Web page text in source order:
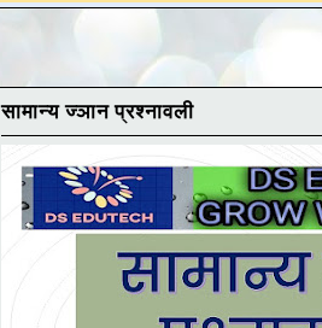
सामान्य ज्ञान प्रश्नावली